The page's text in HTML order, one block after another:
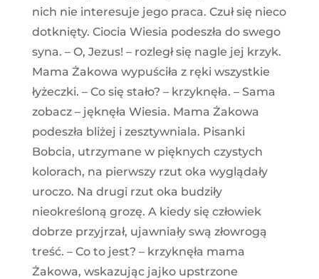
nich nie interesuje jego praca. Czuł się nieco
dotknięty. Ciocia Wiesia podeszła do swego
syna. – O, Jezus! – rozległ się nagle jej krzyk.
Mama Żakowa wypuściła z ręki wszystkie
łyżeczki. – Co się stało? – krzyknęła. – Sama
zobacz – jęknęła Wiesia. Mama Żakowa
podeszła bliżej i zesztywniala. Pisanki
Bobcia, utrzymane w pięknych czystych
kolorach, na pierwszy rzut oka wyglądały
uroczo. Na drugi rzut oka budziły
nieokreśloną grozę. A kiedy się człowiek
dobrze przyjrzał, ujawniały swą złowrogą
treść. – Co to jest? – krzyknęła mama
Żakowa, wskazując jajko upstrzone